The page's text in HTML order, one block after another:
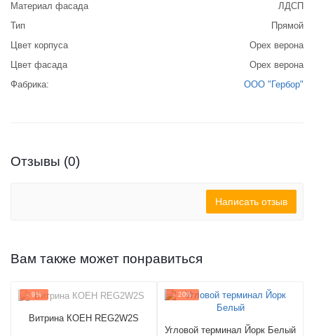
Материал фасада
ЛДСП
Тип
Прямой
Цвет корпуса
Орех верона
Цвет фасада
Орех верона
Фабрика:
ООО "Гербор"
Отзывы (0)
Написать отзыв
Вам также может понравиться
- 9%
Витрина КОЕН REG2W2S
- 20%
Угловой терминал Йорк Белый